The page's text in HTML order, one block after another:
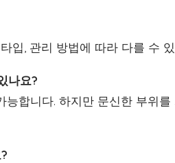
입, 관리 방법에 따라 다를 수
나요?
능합니다. 하지만 문신한 부위